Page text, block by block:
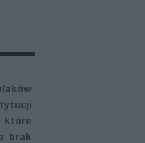
które
brak